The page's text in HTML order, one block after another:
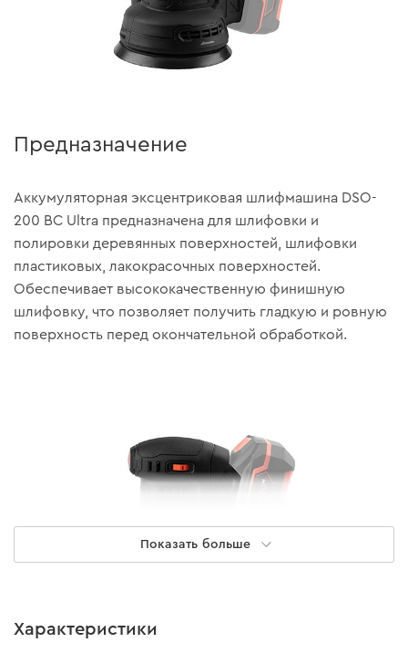
Предназначение
Аккумуляторная эксцентриковая шлифмашина DSO-
200 BC Ultra предназначена для шлифовки и
полировки деревянных поверхностей, шлифовки
пластиковых, лакокрасочных поверхностей.
Обеспечивает высококачественную финишную
шлифовку, что позволяет получить гладкую и ровную
поверхность перед окончательной обработкой.
Показать больше
Характеристики